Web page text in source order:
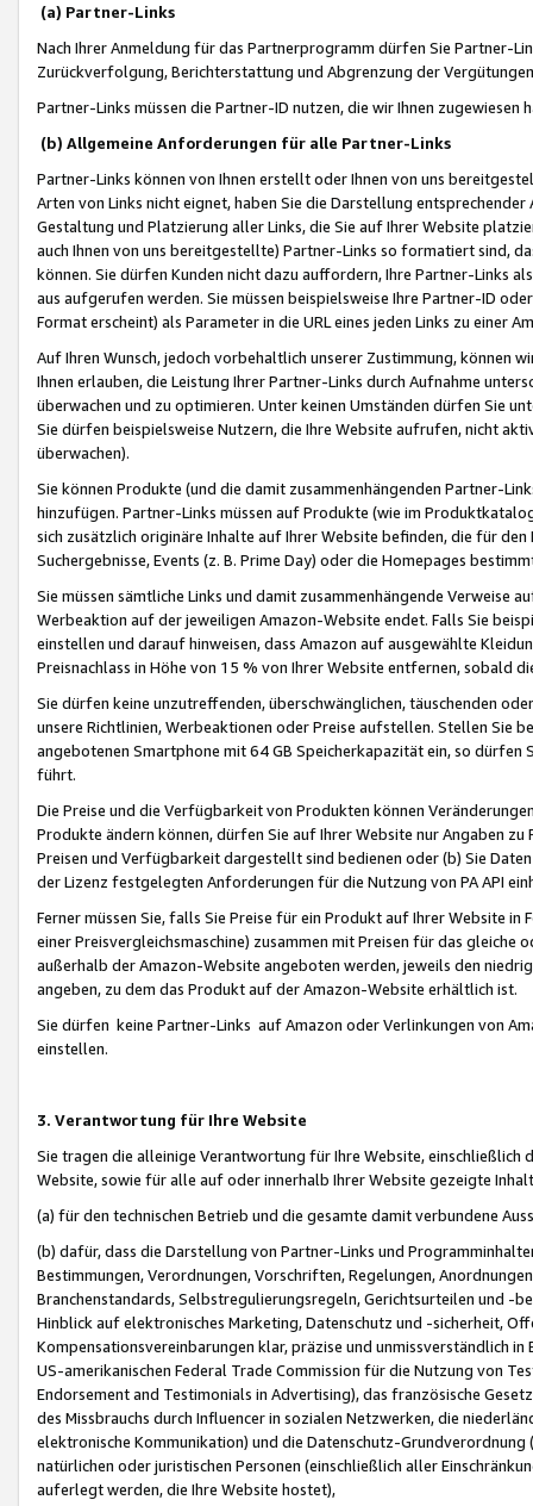
(a) Partner-Links
Nach Ihrer Anmeldung für das Partnerprogramm dürfen Sie Partner-
Zurückverfolgung, Berichterstattung und Abgrenzung der
Partner-Links müssen die Partner-ID nutzen, die wir Ihnen zugewiesen
(b) Allgemeine Anforderungen für alle Partner-Links
Partner-Links können von Ihnen erstellt oder Ihnen von uns
Arten von Links nicht eignet, haben Sie die Darstellung
Gestaltung und Platzierung aller Links, die Sie auf Ihrer Website
auch Ihnen von uns bereitgestellte) Partner-Links so formatiert sind,
können. Sie dürfen Kunden nicht dazu auffordern, Ihre Partner-Links
aus aufgerufen werden. Sie müssen beispielsweise Ihre Partner-ID
Format erscheint) als Parameter in die URL eines jeden Links zu einer
Auf Ihren Wunsch, jedoch vorbehaltlich unserer Zustimmung, können
Ihnen erlauben, die Leistung Ihrer Partner-Links durch Aufnahme
überwachen und zu optimieren. Unter keinen Umständen dürfen Sie
Sie dürfen beispielsweise Nutzern, die Ihre Website aufrufen, nicht
überwachen).
Sie können Produkte (und die damit zusammenhängenden Partner-
hinzufügen. Partner-Links müssen auf Produkte (wie im
sich zusätzlich originäre Inhalte auf Ihrer Website befinden, die für
Suchergebnisse, Events (z. B. Prime Day) oder die Homepages
Sie müssen sämtliche Links und damit zusammenhängende
Werbeaktion auf der jeweiligen Amazon-Website endet. Falls Sie
einstellen und darauf hinweisen, dass Amazon auf ausgewählte
Preisnachlass in Höhe von 15 % von Ihrer Website entfernen, sobald
Sie dürfen keine unzutreffenden, überschwänglichen, täuschenden
unsere Richtlinien, Werbeaktionen oder Preise aufstellen. Stellen Sie
angebotenen Smartphone mit 64 GB Speicherkapazität ein, so dürfen
führt.
Die Preise und die Verfügbarkeit von Produkten können
Produkte ändern können, dürfen Sie auf Ihrer Website nur Angaben
Preisen und Verfügbarkeit dargestellt sind bedienen oder (b) Sie
der Lizenz festgelegten Anforderungen für die Nutzung von PA API
Ferner müssen Sie, falls Sie Preise für ein Produkt auf Ihrer Website
einer Preisvergleichsmaschine) zusammen mit Preisen für das
außerhalb der Amazon-Website angeboten werden, jeweils den
angeben, zu dem das Produkt auf der Amazon-Website erhältlich ist.
Sie dürfen keine Partner-Links auf Amazon oder Verlinkungen von
einstellen.
3. Verantwortung für Ihre Website
Sie tragen die alleinige Verantwortung für Ihre Website,
Website, sowie für alle auf oder innerhalb Ihrer Website gezeigte
(a) für den technischen Betrieb und die gesamte damit verbundene
(b) dafür, dass die Darstellung von Partner-Links und
Bestimmungen, Verordnungen, Vorschriften, Regelungen,
Branchenstandards, Selbstregulierungsregeln, Gerichtsurteilen und -
Hinblick auf elektronisches Marketing, Datenschutz und -sicherheit,
Kompensationsvereinbarungen klar, präzise und unmissverständlich
US-amerikanischen Federal Trade Commission für die Nutzung von
Endorsement and Testimonials in Advertising), das französische
des Missbrauchs durch Influencer in sozialen Netzwerken, die
elektronische Kommunikation) und die Datenschutz-
natürlichen oder juristischen Personen (einschließlich aller
auferlegt werden, die Ihre Website hostet),